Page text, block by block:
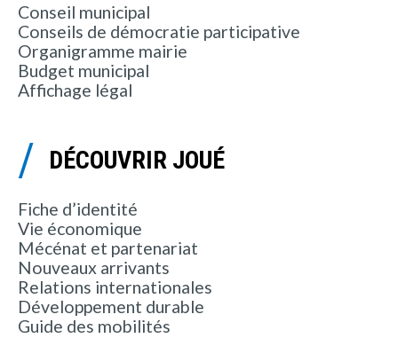
Conseil municipal
Conseils de démocratie participative
Organigramme mairie
Budget municipal
Affichage légal
DÉCOUVRIR JOUÉ
Fiche d’identité
Vie économique
Mécénat et partenariat
Nouveaux arrivants
Relations internationales
Développement durable
Guide des mobilités